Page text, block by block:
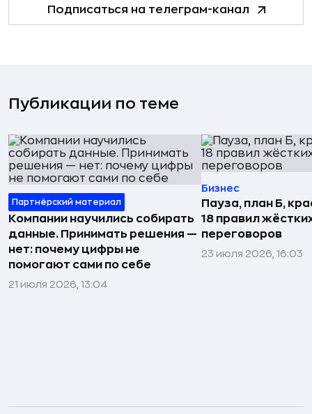
Подписаться на телеграм-канал
Публикации по теме
Партнёрский материал
Компании научились собирать
данные. Принимать решения —
нет: почему цифры не
помогают сами по себе
21 июля 2026, 13:04
Бизнес
Пауза, план Б,
18 правил
переговоров
23 июля 2026, 16:03